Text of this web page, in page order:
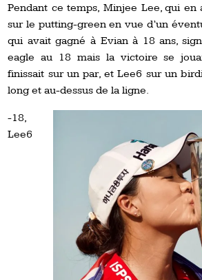
Pendant ce temps, Minjee Lee, qui en
sur le putting-green en vue d’un
qui avait gagné à Evian à 18 ans,
eagle au 18 mais la victoire se
finissait sur un par, et Lee6 sur un
long et au-dessus de la ligne.
-18,
Lee6